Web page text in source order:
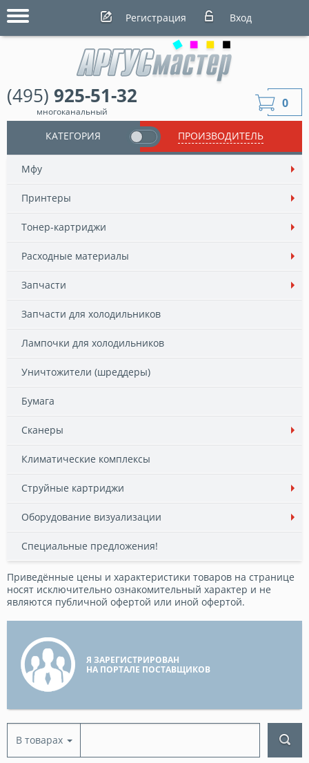
Регистрация Вход
(495) 925-51-32
многоканальный
0
КАТЕГОРИЯ ПРОИЗВОДИТЕЛЬ
Мфу
Принтеры
Тонер-картриджи
Расходные материалы
Запчасти
Запчасти для холодильников
Лампочки для холодильников
Уничтожители (шреддеры)
Бумага
Сканеры
Климатические комплексы
Струйные картриджи
Оборудование визуализации
Специальные предложения!
Приведённые цены и характеристики товаров на странице
носят исключительно ознакомительный характер и не
являются публичной офертой или иной офертой.
Я ЗАРЕГИСТРИРОВАН
НА ПОРТАЛЕ ПОСТАВЩИКОВ
В товарах